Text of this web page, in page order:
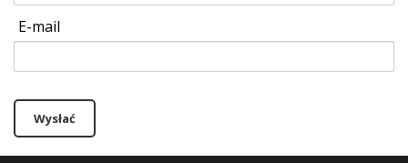
E-mail
Wysłać